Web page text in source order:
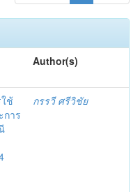
Author(s)
ช้
การ
กรรวี ศรีวิชัย